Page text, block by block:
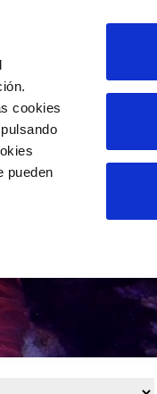
cookies
pueden